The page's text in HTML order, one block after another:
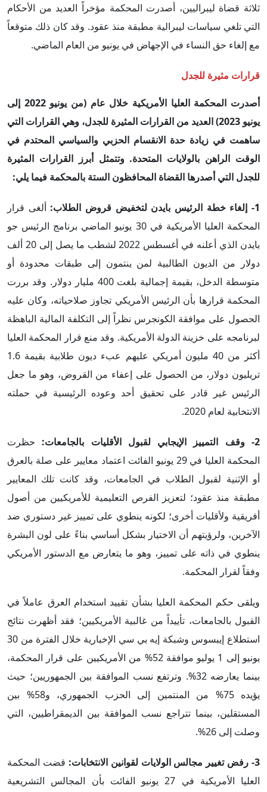
ثلاثة قضاة ليبراليين، أصدرت المحكمة مؤخراً العديد من الأحكام
التي تلغي سياسات ليبرالية مطبقة منذ عقود. وقد كان ذلك متوقعاً
مع إلغاء حق النساء في الإجهاض في يونيو من العام الماضي.
قرارات مثيرة للجدل
أصدرت المحكمة العليا الأمريكية خلال عام (من يونيو2022 إلى
يونيو 2023
)العديد من القرارات المثيرة للجدل، وهي القرارات التي
ساهمت في زيادة حدة الانقسام الحزبي والسياسي المحتدم في
الوقت الراهن بالولايات المتحدة. وتتمثل أبرز القرارات المثيرة
للجدل التي أصدرها القضاة المحافظون الستة بالمحكمة فيما يلي:
1- إلغاء خطة الرئيس بايدن لتخفيض قروض الطلاب:
ألغى قرار
المحكمة العليا الأمريكية في 30 يونيو الماضي برنامج الرئيس جو
بايدن الذي أعلنه في أغسطس 2022 لشطب ما يصل إلى 20 ألف
دولار من الديون الطالبية لمن ينتمون إلى طبقات محدودة أو
متوسطة الدخل، بقيمة إجمالية بلغت 400 مليار دولار. وقد بررت
المحكمة قرارها بأن الرئيس الأمريكي تجاوز صلاحياته، وكان عليه
الحصول على موافقة الكونجرس نظراً إلى التكلفة المالية الباهظة
لبرنامجه على خزينة الدولة الأمريكية. وقد منع قرار المحكمة العليا
أكثر من 40 مليون أمريكي عليهم عبء ديون طلابية بقيمة 1.6
تريليون دولار، من الحصول على إعفاء من القروض، وهو ما جعل
الرئيس غير قادر على تحقيق أحد وعوده الرئيسية في حملته
الانتخابية لعام 2020.
2- وقف التمييز الإيجابي لقبول الأقليات بالجامعات:
حظرت
المحكمة العليا في 29 يونيو الفائت اعتماد معايير على صلة بالعرق
أو الإثنية لقبول الطلاب في الجامعات، وقد كانت تلك المعايير
مطبقة منذ عقود؛ لتعزيز الفرص التعليمية للأمريكيين من أصول
أفريقية ولأقليات أخرى؛ لكونه ينطوي على تمييز غير دستوري ضد
الآخرين، ولرؤيتهم أن الاختيار بشكل أساسي بناءً على لون البشرة
ينطوي في ذاته على تمييز، وهو ما يتعارض مع الدستور الأمريكي
وفقاً لقرار المحكمة.
ويلقى حكم المحكمة العليا بشأن تقييد استخدام العرق عاملاً في
القبول بالجامعات، تأييداً من غالبية الأمريكيين؛ فقد أظهرت نتائج
استطلاع إيبسوس وشبكة إيه بي سي الإخبارية خلال الفترة من 30
يونيو إلى 1 يوليو موافقة 52% من الأمريكيين على قرار المحكمة،
بينما يعارضه 32%. وترتفع نسب الموافقة بين الجمهوريين؛ حيث
يؤيده 75% من المنتمين إلى الحزب الجمهوري، و58% بين
المستقلين، بينما تتراجع نسب الموافقة بين الديمقراطيين، التي
وصلت إلى 26%.
3- رفض تغيير مجالس الولايات لقوانين الانتخابات:
قضت المحكمة
العليا الأمريكية في 27 يونيو الفائت بأن المجالس التشريعية